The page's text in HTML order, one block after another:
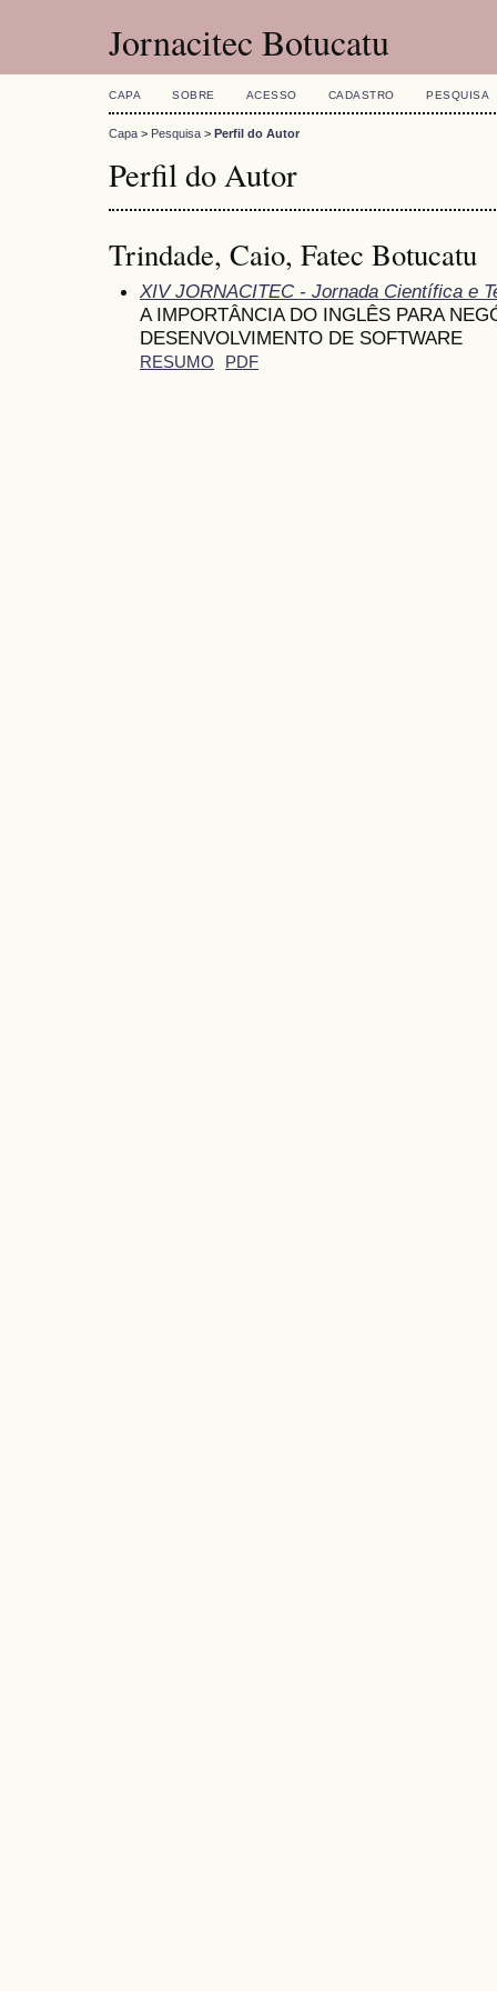
Jornacitec Botucatu
CAPA SOBRE ACESSO CADASTRO PESQUISA
Capa > Pesquisa > Perfil do Autor
Perfil do Autor
Trindade, Caio, Fatec Botucatu
XIV JORNACITEC - Jornada Científica e
A IMPORTÂNCIA DO INGLÊS PARA
DESENVOLVIMENTO DE SOFTWARE
RESUMO PDF